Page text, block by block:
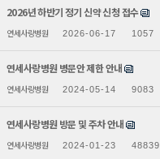
2026년 하반기 정기 신약 신청 접수
연세사랑병원 2026-06-17 1057
연세사랑병원 병문안 제한 안내
연세사랑병원 2024-05-14 9083
연세사랑병원 방문 및 주차 안내
연세사랑병원 2024-01-23 48839